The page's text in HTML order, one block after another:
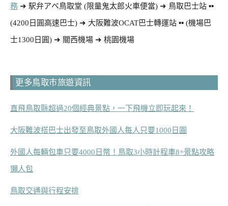
務 ➜ 駅弁アベ鳥取堂 (限量鬼太郎火車便當) ➜ 鳥取巴士站­­ ▪︎▪︎
(4200日圓高速巴士) ➜ 大阪難波OCAT巴士轉運站 ▪︎▪︎ (機場巴
士1300日圓) ➜ 關西機場 ➜ 桃園機場
更多鳥取市旅遊資訊
直飛鳥取縣超過20個經典景點，一下飛機立即玩起來！
大阪難波搭巴士出發至鳥取外國人每人只要1000日圓
外國人每輛包車只要4000日幣！鳥取3小時計程車8+景點攻略
懶人包
鳥取交通與行程安排